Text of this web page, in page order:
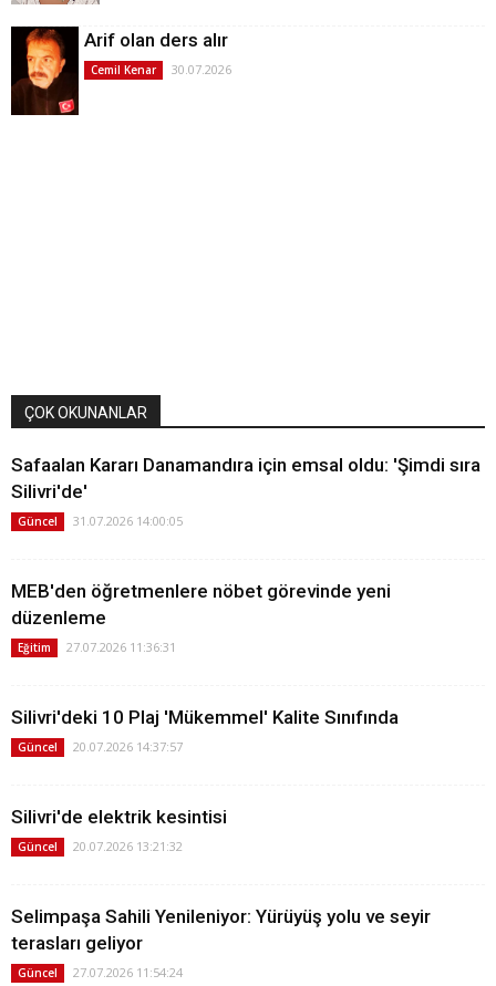
Arif olan ders alır
Cemil Kenar 30.07.2026
ÇOK OKUNANLAR
Safaalan Kararı Danamandıra için emsal oldu: 'Şimdi sıra
Silivri'de'
Güncel 31.07.2026 14:00:05
MEB'den öğretmenlere nöbet görevinde yeni
düzenleme
Eğitim 27.07.2026 11:36:31
Silivri'deki 10 Plaj 'Mükemmel' Kalite Sınıfında
Güncel 20.07.2026 14:37:57
Silivri'de elektrik kesintisi
Güncel 20.07.2026 13:21:32
Selimpaşa Sahili Yenileniyor: Yürüyüş yolu ve seyir
terasları geliyor
Güncel 27.07.2026 11:54:24